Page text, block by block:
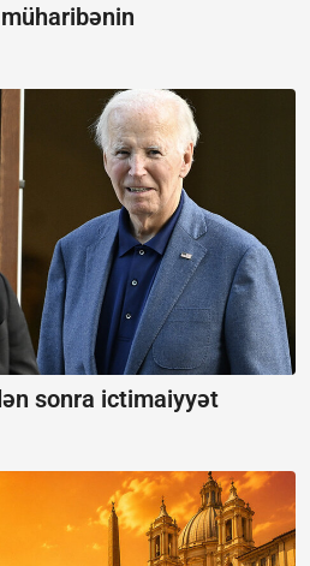
sonra ictimaiyyət